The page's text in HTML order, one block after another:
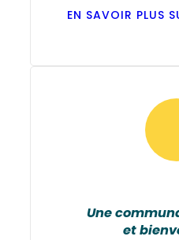
EN SAVOIR PLUS
Une
et